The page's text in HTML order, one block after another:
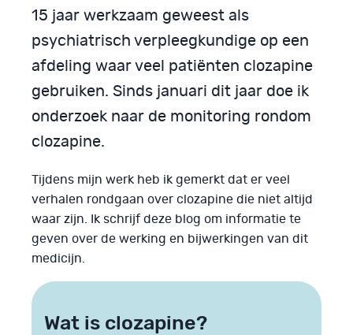
15 jaar werkzaam geweest als
psychiatrisch verpleegkundige op een
afdeling waar veel patiënten clozapine
gebruiken. Sinds januari dit jaar doe ik
onderzoek naar de monitoring rondom
clozapine.
Tijdens mijn werk heb ik gemerkt dat er veel
verhalen rondgaan over clozapine die niet altijd
waar zijn. Ik schrijf deze blog om informatie te
geven over de werking en bijwerkingen van dit
medicijn.
Wat is clozapine?